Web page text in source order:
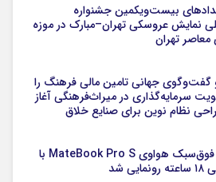
بیست‌ویکمین جشنواره
نمایش عروسکی تهران–مبارک در موزه
تهران
گفت‌وگوی جهانی تامین مالی فرهنگ را
سرمایه‌گذاری در میراث‌فرهنگی آغاز
نظام نوین برای صنایع خلاق
لپ‌تاپ فوق‌سبک هواوی MateBook Pro S با
شد